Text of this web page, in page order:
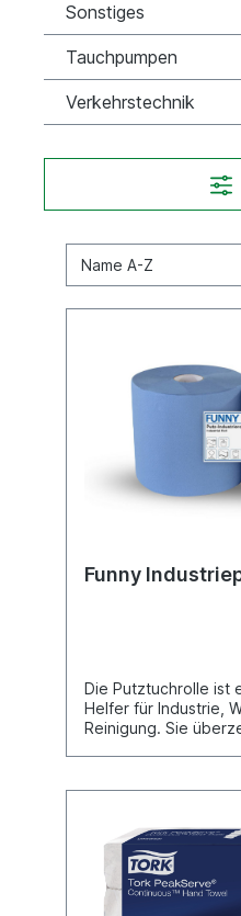
Sonstiges
Tauchpumpen
Verkehrstechnik
Funny
Die Putztuchrolle ist
Helfer für Industrie,
Reinigung. Sie
eine sehr gute
sauberen
Blätter leicht
Mikroprägung und
und ein angenehmes
sorgen.Material: